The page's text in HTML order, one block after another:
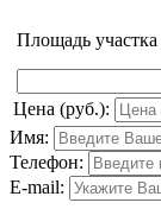
Площадь участка
Цена (руб.):
Имя:
Телефон:
E-mail: